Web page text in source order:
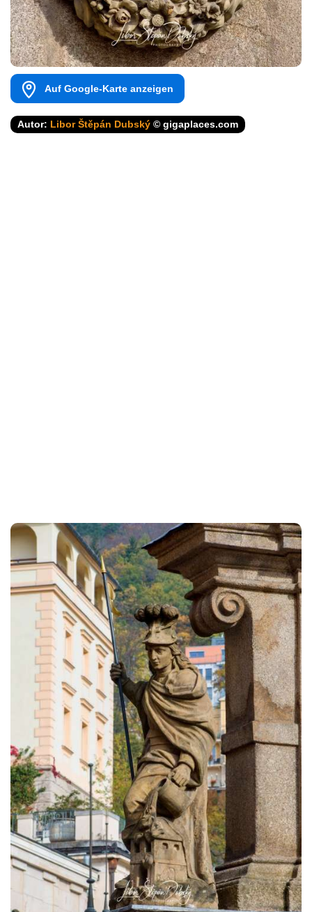
Auf Google-Karte anzeigen
Autor: Libor Štěpán Dubský © gigaplaces.com